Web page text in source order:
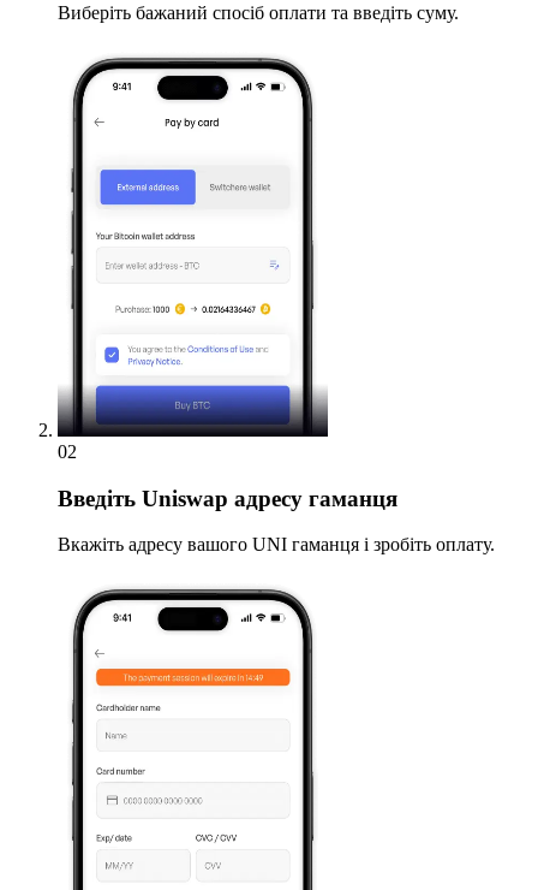
Виберіть бажаний спосіб оплати та введіть суму.
02
Введіть Uniswap адресу гаманця
Вкажіть адресу вашого UNI гаманця і зробіть оплату.